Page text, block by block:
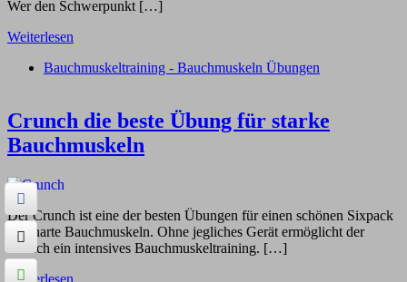
Wer den Schwerpunkt […]
Weiterlesen
Bauchmuskeltraining - Bauchmuskeln Übungen
Crunch die beste Übung für starke
Bauchmuskeln
Der Crunch ist eine der besten Übungen für einen schönen Sixpack
und harte Bauchmuskeln. Ohne jegliches Gerät ermöglicht der
Crunch ein intensives Bauchmuskeltraining. […]
Weiterlesen